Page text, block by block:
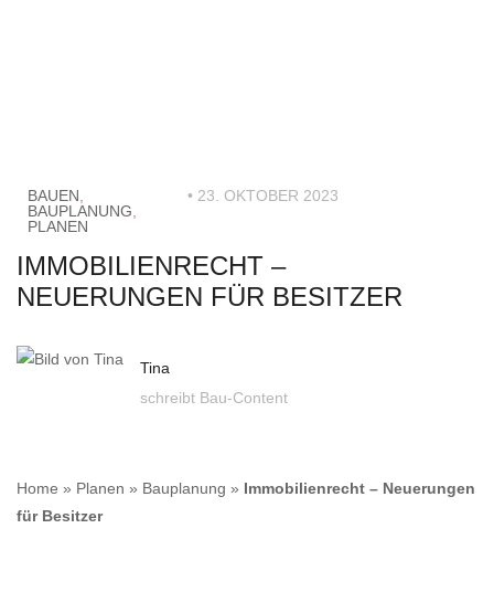
BAUEN
BAUPLANUNG
PLANEN
• 23. OKTOBER 2023
IMMOBILIENRECHT –
NEUERUNGEN FÜR BESITZER
Tina
schreibt Bau-Content
Home » Planen » Bauplanung » Immobilienrecht – Neuerungen
für Besitzer